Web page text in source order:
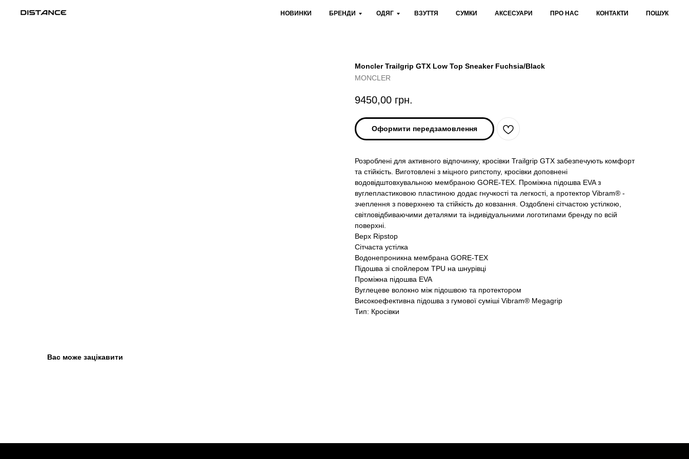
НОВИНКИ БРЕНДИ ОДЯГ ВЗУТТЯ СУМКИ АКСЕСУАРИ ПРО НАС КОНТАКТИ ПОШУК
Moncler Trailgrip GTX Low Top Sneaker Fuchsia/Black
MONCLER
9450,00 грн.
Оформити передзамовлення
Розроблені для активного відпочинку, кросівки Trailgrip GTX забезпечують комфорт
та стійкість. Виготовлені з міцного рипстопу, кросівки доповнені
водовідштовхувальною мембраною GORE-TEX. Проміжна підошва EVA з
вуглепластиковою пластиною додає гнучкості та легкості, а протектор Vibram® -
зчеплення з поверхнею та стійкість до ковзання. Оздоблені сітчастою устілкою,
світловідбиваючими деталями та індивідуальними логотипами бренду по всій
поверхні.
Верх Ripstop
Сітчаста устілка
Водонепроникна мембрана GORE-TEX
Підошва зі спойлером TPU на шнурівці
Проміжна підошва EVA
Вуглецеве волокно між підошвою та протектором
Високоефективна підошва з гумової суміші Vibram® Megagrip
Тип: Кросівки
Вас може зацікавити
ARC'TERYX
ARC'TERYX